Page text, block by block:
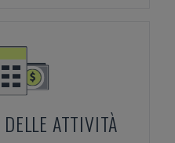
ATTIVITÀ